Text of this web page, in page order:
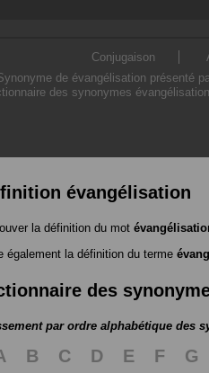
Conjugaison
de évangélisation présenté
des synonymes
évangélisation
la définition du mot
également la définition du terme
des
par ordre alphabétique des
B C D E F G